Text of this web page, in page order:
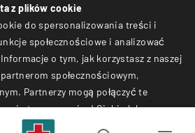
Bezpieczne płatności:
Przelewy24, BLIK, Karty
płatnicze
z plików cookie
do spersonalizowania treści i
społecznościowe i analizować
o tym, jak korzystasz z naszej
społecznościowym,
Partnerzy mogą połączyć te
otrzymanymi od Ciebie lub
z ich usług.